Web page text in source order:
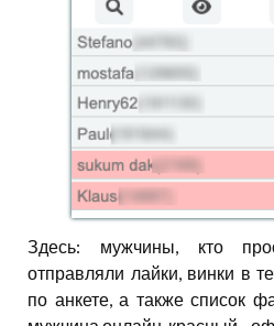
Здесь: мужчины, кто
отправляли лайки, винки в
по анкете, а также список